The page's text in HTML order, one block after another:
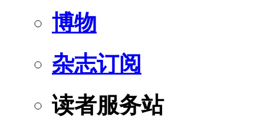
博物
杂志订阅
读者服务站